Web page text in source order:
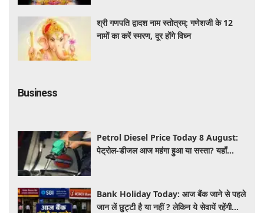
श्री गणपति द्वादश नाम स्तोत्रम्: गणेशजी के 12
नामों का करें स्मरण, दूर होंगे विघ्न
Business
Petrol Diesel Price Today 8 August:
पेट्रोल-डीजल आज महंगा हुआ या सस्ता? यहाँ
Bank Holiday Today: आज बैंक जाने से पहले
जान लें छुट्टी है या नहीं ? लेकिन ये सेवायें रहेंगी